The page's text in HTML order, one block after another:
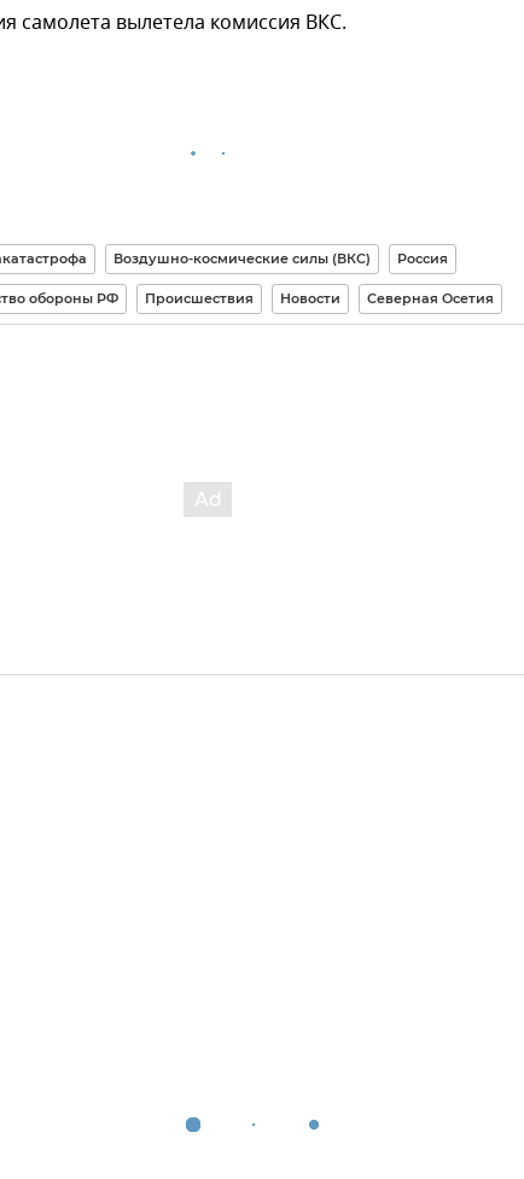
самолета вылетела комиссия ВКС.
Воздушно-космические силы (ВКС) Россия
обороны РФ Происшествия Новости Северная Осетия